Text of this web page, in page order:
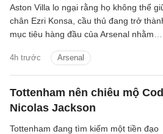
4h trước Arsenal
Aston Villa lo ngại rằng họ không thể
chân Ezri Konsa, cầu thủ đang trở
mục tiêu hàng đầu của Arsenal nhằm
Tottenham nên chiêu mộ
Nicolas Jackson
Tottenham đang tìm kiếm một tiền đạo